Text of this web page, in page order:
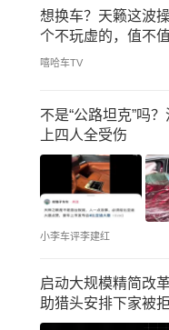
想换车？天籁这波
个不玩虚的，值不
手
嘻哈车TV
不是“公路坦克”吗
上四人全受伤
小李车评李建红
启动大规模精简改
助猎头安排下家被拒